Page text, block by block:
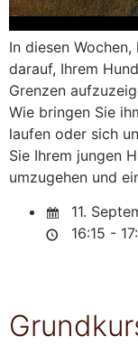
In diesen
darauf, Ihrem
Grenzen
Wie bringen Sie
laufen oder sich
Sie Ihrem jungen
umzugehen und
11.
16:15 -